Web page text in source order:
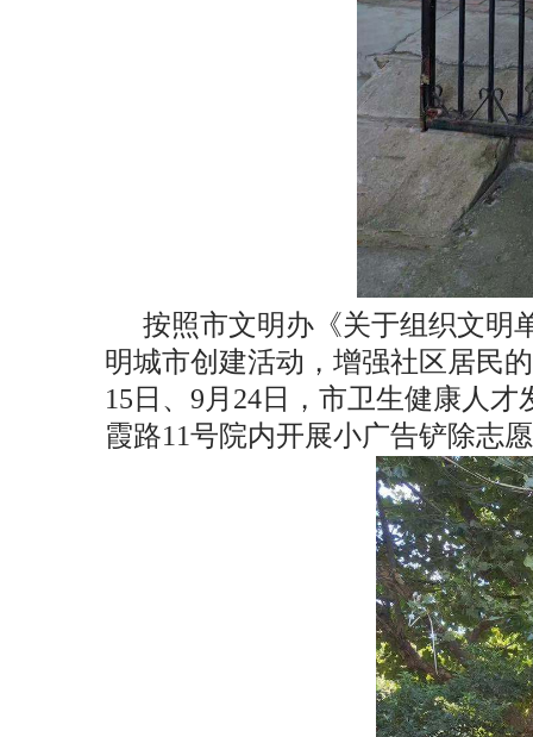
按照市文明办《关于组织文明
明城市创建活动，增强社区居民
15日、9月24日，市卫生健康人
霞路11号院内开展小广告铲除志